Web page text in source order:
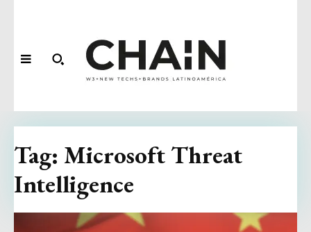
Tag: Microsoft Threat
Intelligence